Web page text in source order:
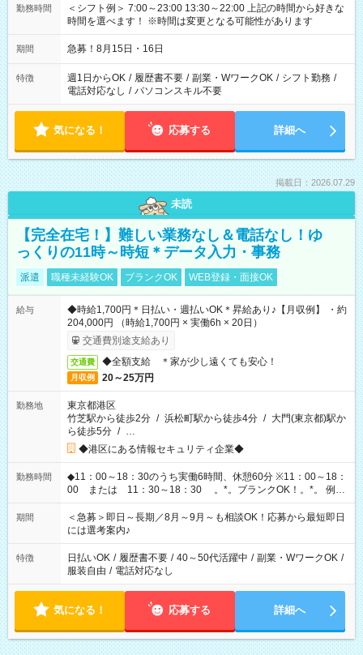
勤務時間
＜シフト例＞ 7:00～23:00 13:30～22:00 上記の時間から好きな
時間を選べます！ ※時間は変更となる可能性があります
期間 急募！8月15日・16日
特徴 週1日からOK / 履歴書不要 / 副業・WワークOK / シフト勤務 /
電話対応なし / パソコンスキル不要
気になる！ 応募する 詳細へ
掲載日：2026.07.29
未読
【完全在宅！】難しい業務なし＆電話なし！ゆ
っくりの11時～時短＊データ入力・事務
派遣 職種未経験OK ブランクOK WEB登録・面接OK
給与
◆時給1,700円＊日払い・週払いOK＊昇給あり♪【月収例】 ・約
204,000円 （時給1,700円 × 実働6h × 20日）
交通費別途支給あり
交通費 ◆全額支給 ＊家が少し遠くても安心！
月収例 20～25万円
勤務地
東京都港区
竹芝駅から徒歩2分 / 浜松町駅から徒歩4分 / 大門(東京都)駅か
ら徒歩5分 / …
◆港区にある情報セキュリティ企業◆
勤務時間
◆11：00～18：30のうち実働6時間、休憩60分 ※11：00～18：
00 または 11：30～18：30 。*。ブランクOK！。*。 例え
ば前職が、 在宅/財団法人/事務/コールセンター/受付/販売/カフェ
スタッフ スイーツ販売/ホテルフロント/化粧品販売/など 様々な
業界から入社して活躍されています♪
期間
＜急募＞即日～長期／8月～9月～も相談OK！応募から最短即日
には選考案内♪
特徴 日払いOK / 履歴書不要 / 40～50代活躍中 / 副業・WワークOK /
服装自由 / 電話対応なし
気になる！ 応募する 詳細へ